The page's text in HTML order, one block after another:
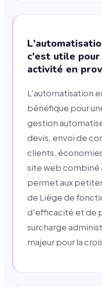
c'est utile
activité en
L'automatisation
bénéfique pour
gestion
devis, envoi de
clients,
site web combiné
permet aux
de Liège de
d'efficacité et de
surcharge
majeur pour la